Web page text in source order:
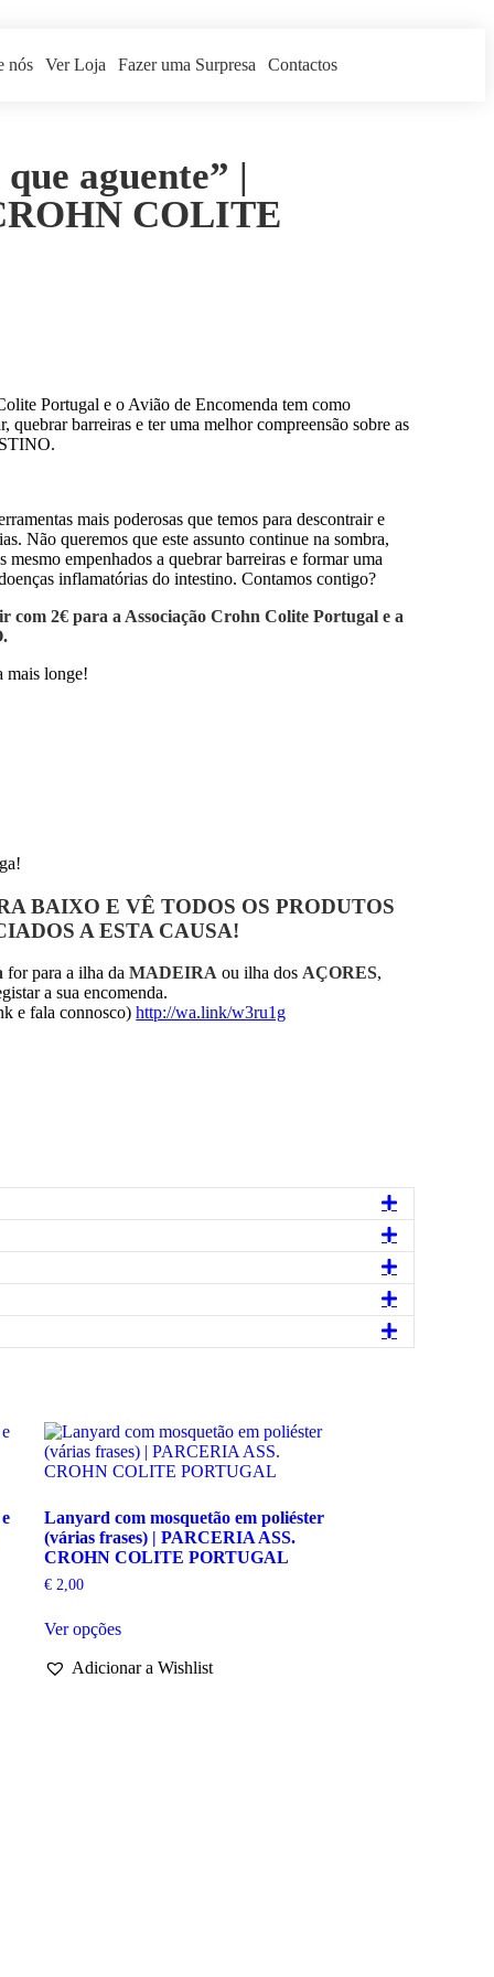
nós Ver Loja Fazer uma Surpresa Contactos
aguente” |
COLITE
Portugal e o Avião de Encomenda tem como
barreiras e ter uma melhor compreensão sobre as
mais poderosas que temos para descontrair e
Não queremos que este assunto continue na sombra,
empenhados a quebrar barreiras e formar uma
inflamatórias do intestino. Contamos contigo?
com 2€ para a Associação Crohn Colite Portugal e a
mais longe!
BAIXOE VÊ TODOS OS PRODUTOS
A ESTA CAUSA!
for para a ilha daMADEIRA ou ilha dosAÇORES,
a sua encomenda.
e fala connosco)http://wa.link/w3ru1g
Expandir
Expandir
Expandir
Expandir
Expandir
Lanyard com mosquetão em poliéster
(várias frases) | PARCERIA ASS.
CROHN COLITE PORTUGAL
€2,00
Ver opçõesproduct
multiple
Adicionar a Wishlist